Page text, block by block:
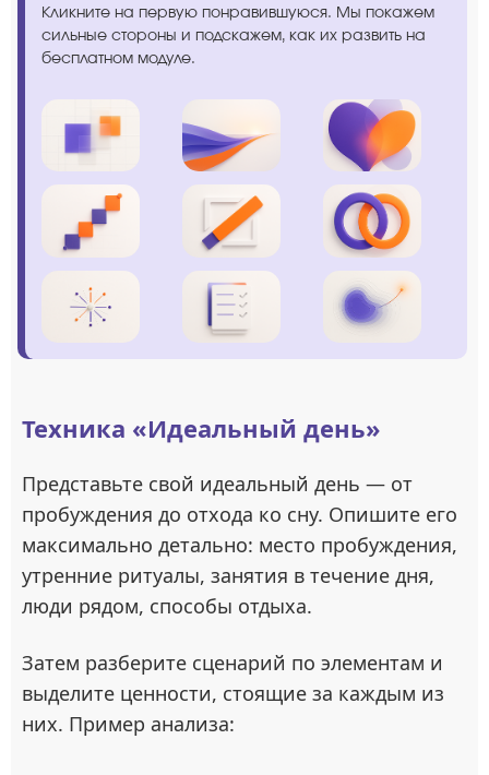
Кликните на первую понравившуюся. Мы покажем
сильные стороны и подскажем, как их развить на
бесплатном модуле.
Техника «Идеальный день»
Представьте свой идеальный день — от
пробуждения до отхода ко сну. Опишите его
максимально детально: место пробуждения,
утренние ритуалы, занятия в течение дня,
люди рядом, способы отдыха.
Затем разберите сценарий по элементам и
выделите ценности, стоящие за каждым из
них. Пример анализа: